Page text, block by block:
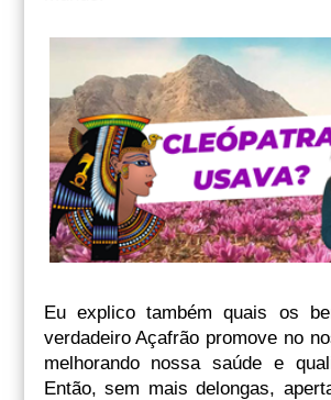
Eu explico também quais os
verdadeiro Açafrão promove no
melhorando nossa saúde e
Então, sem mais delongas,